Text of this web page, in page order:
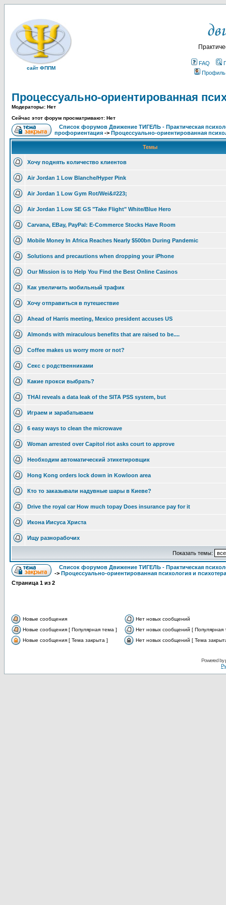
сайт ФППМ
FAQ
Профиль
Процессуально-ориентированная
Модераторы: Нет
Сейчас этот форум просматривают: Нет
Список форумов Движение ТИГЕЛЬ - Практическая
профориентация -> Процессуально-ориентированная
Темы
Хочу поднять количество клиентов
Air Jordan 1 Low Blanche/Hyper Pink
Air Jordan 1 Low Gym Rot/Wei&#223;
Air Jordan 1 Low SE GS "Take Flight" White/Blue Hero
Carvana, EBay, PayPal: E-Commerce Stocks Have Room
Mobile Money In Africa Reaches Nearly $500bn During Pandemic
Solutions and precautions when dropping your iPhone
Our Mission is to Help You Find the Best Online Casinos
Как увеличить мобильный трафик
Хочу отправиться в путешествие
Ahead of Harris meeting, Mexico president accuses US
Almonds with miraculous benefits that are raised to be....
Coffee makes us worry more or not?
Секс с родственниками
Какие прокси выбрать?
THAI reveals a data leak of the SITA PSS system, but
Играем и зарабатываем
6 easy ways to clean the microwave
Woman arrested over Capitol riot asks court to approve
Необходим автоматический этикетировщик
Hong Kong orders lock down in Kowloon area
Кто то заказывали надувные шары в Киеве?
Drive the royal car How much topay Does insurance pay for it
Икона Иисуса Христа
Ищу разнорабочих
Показать темы:
Список форумов Движение ТИГЕЛЬ - Практическая
-> Процессуально-ориентированная психология и
Страница 1 из 2
Новые сообщения
Нет новых сообщений
Новые сообщения [ Популярная тема ]
Нет новых сообщений [ Популярная
Новые сообщения [ Тема закрыта ]
Нет новых сообщений [ Тема
Powered by